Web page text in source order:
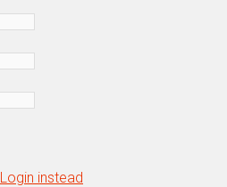
Login instead